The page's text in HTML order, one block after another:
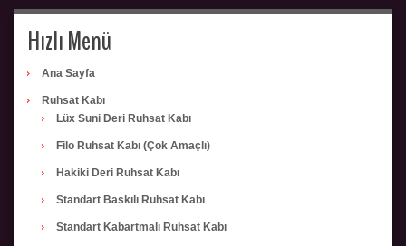
Hızlı Menü
Ana Sayfa
Ruhsat Kabı
Lüx Suni Deri Ruhsat Kabı
Filo Ruhsat Kabı (Çok Amaçlı)
Hakiki Deri Ruhsat Kabı
Standart Baskılı Ruhsat Kabı
Standart Kabartmalı Ruhsat Kabı